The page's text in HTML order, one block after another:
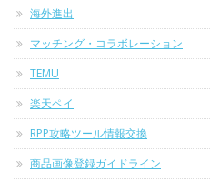
海外進出
マッチング・コラボレーション
TEMU
楽天ペイ
RPP攻略ツール情報交換
商品画像登録ガイドライン